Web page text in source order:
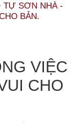
TỰ SƠN NHÀ -
BẢN.
VIỆC
CHO